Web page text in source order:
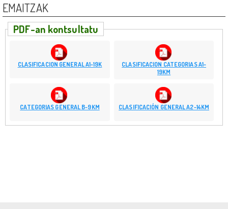
EMAITZAK
PDF-an kontsultatu
CLASIFICACION GENERAL A1-19K
CLASIFICACION CATEGORIAS A1-
19KM
CATEGORIAS GENERAL B-9KM CLASIFICACIÓN GENERAL A2-14KM